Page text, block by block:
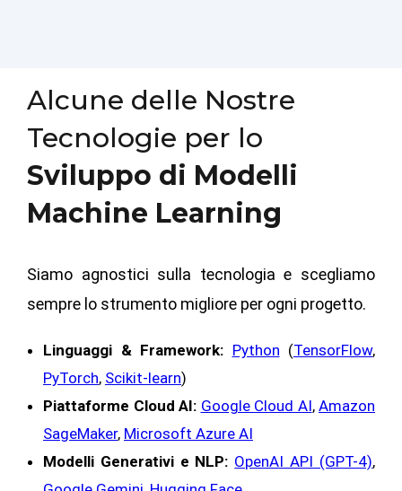
Alcune delle Nostre
Tecnologie per lo
Sviluppo di Modelli
Machine Learning
Siamo agnostici sulla tecnologia e scegliamo
sempre lo strumento migliore per ogni progetto.
Linguaggi & Framework: Python (TensorFlow,
PyTorch, Scikit-learn)
Piattaforme Cloud AI: Google Cloud AI, Amazon
SageMaker, Microsoft Azure AI
Modelli Generativi e NLP: OpenAI API (GPT-4),